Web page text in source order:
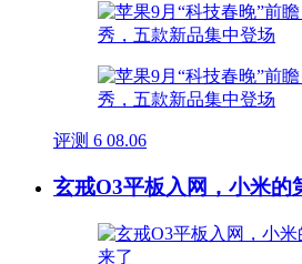
评测 6 08.06
玄戒O3平板入网，小米的